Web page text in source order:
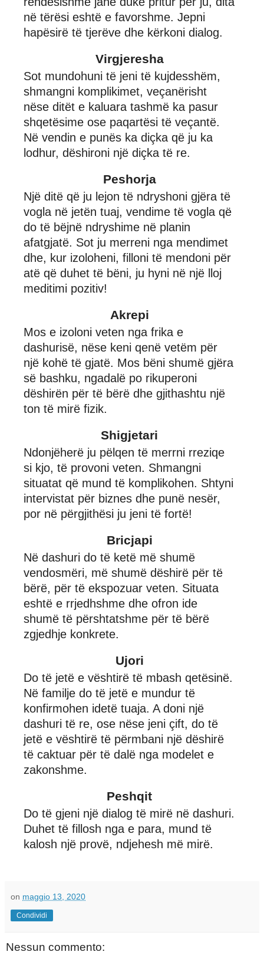
në tërësi eshtë e favorshme. Jepni
hapësirë të tjerëve dhe kërkoni dialog.
Virgjeresha
Sot mundohuni të jeni të kujdesshëm,
shmangni komplikimet, veçanërisht
nëse ditët e kaluara tashmë ka pasur
shqetësime ose paqartësi të veçantë.
Në vendin e punës ka diçka që ju ka
lodhur, dëshironi një diçka të re.
Peshorja
Një ditë që ju lejon të ndryshoni gjëra të
vogla në jetën tuaj, vendime të vogla që
do të bëjnë ndryshime në planin
afatgjatë. Sot ju merreni nga mendimet
dhe, kur izoloheni, filloni të mendoni për
atë që duhet të bëni, ju hyni në një lloj
meditimi pozitiv!
Akrepi
Mos e izoloni veten nga frika e
dashurisë, nëse keni qenë vetëm për
një kohë të gjatë. Mos bëni shumë gjëra
së bashku, ngadalë po rikuperoni
dëshirën për të bërë dhe gjithashtu një
ton të mirë fizik.
Shigjetari
Ndonjëherë ju pëlqen të merrni rreziqe
si kjo, të provoni veten. Shmangni
situatat që mund të komplikohen. Shtyni
intervistat për biznes dhe punë nesër,
por në përgjithësi ju jeni të fortë!
Bricjapi
Në dashuri do të ketë më shumë
vendosmëri, më shumë dëshirë për të
bërë, për të ekspozuar veten. Situata
eshtë e rrjedhshme dhe ofron ide
shumë të përshtatshme për të bërë
zgjedhje konkrete.
Ujori
Do të jetë e vështirë të mbash qetësinë.
Në familje do të jetë e mundur të
konfirmohen idetë tuaja. A doni një
dashuri të re, ose nëse jeni çift, do të
jetë e vështirë të përmbani një dëshirë
të caktuar për të dalë nga modelet e
zakonshme.
Peshqit
Do të gjeni një dialog të mirë në dashuri.
Duhet të fillosh nga e para, mund të
kalosh një provë, ndjehesh më mirë.
on maggio 13, 2020
Condividi
Nessun commento: